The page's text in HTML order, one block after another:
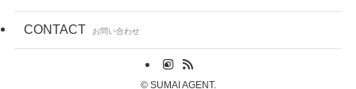
CONTACT お問い合わせ
©SUMAI AGENT.